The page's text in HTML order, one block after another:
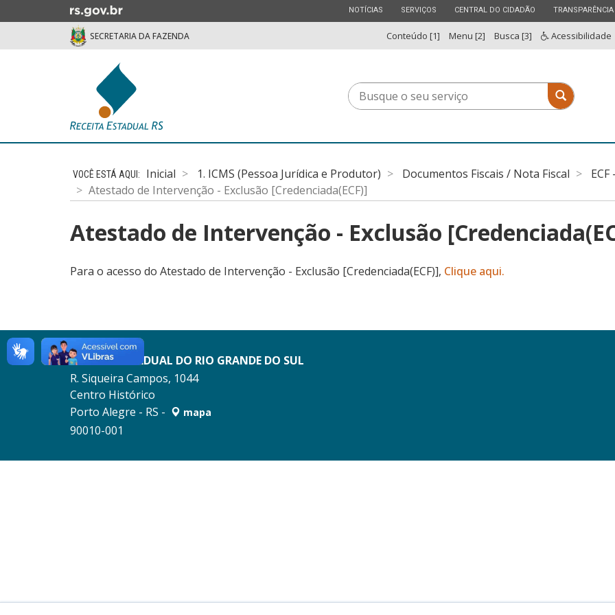
para
Ir
ESTADO
NOTÍCIAS ESTADO
SERVIÇOS ESTADO
CENTRAL DO CIDADÃO ESTADO
TRANSPARÊNCIA
SECRETARIA DA FAZENDA Conteúdo [1] Menu [2] Busca [3] Acessibilidade
Busque
o
serviço
Busque o
Inicial 1. ICMS (Pessoa Jurídica e Produtor) Documentos Fiscais / Nota Fiscal
Atestado de Intervenção - Exclusão [Credenciada(ECF)]
Atestado de Intervenção - Exclusão
Para o acesso do Atestado de Intervenção - Exclusão [Credenciada(ECF)], Clique aqui.
RECEITA ESTADUAL DO RIO GRANDE DO SUL
R. Siqueira Campos, 1044
Centro Histórico
Porto Alegre - RS -
mapa
90010-001